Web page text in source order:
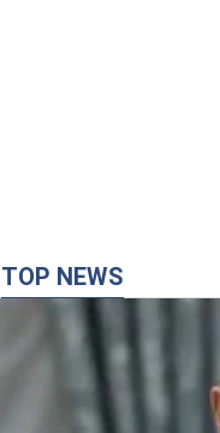
TOP NEWS